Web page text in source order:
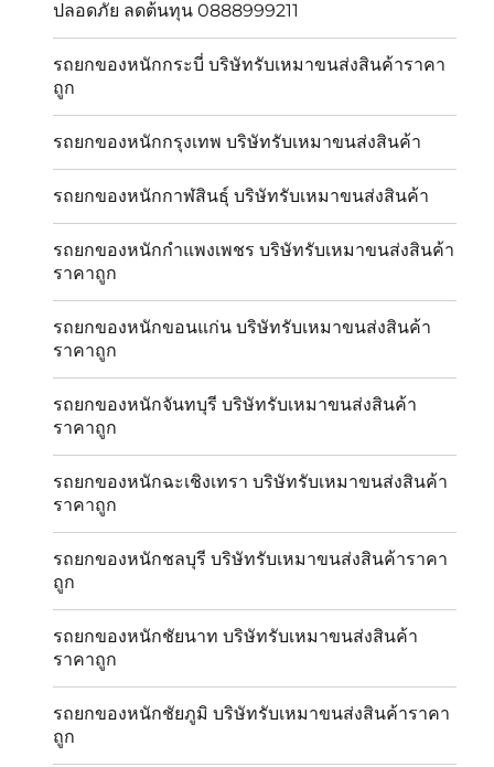
ปลอดภัย ลดต้นทุน 0888999211
รถยกของหนักกระบี่ บริษัทรับเหมาขนส่งสินค้าราคา
ถูก
รถยกของหนักกรุงเทพ บริษัทรับเหมาขนส่งสินค้า
รถยกของหนักกาฬสินธุ์ บริษัทรับเหมาขนส่งสินค้า
รถยกของหนักกำแพงเพชร บริษัทรับเหมาขนส่งสินค้า
ราคาถูก
รถยกของหนักขอนแก่น บริษัทรับเหมาขนส่งสินค้า
ราคาถูก
รถยกของหนักจันทบุรี บริษัทรับเหมาขนส่งสินค้า
ราคาถูก
รถยกของหนักฉะเชิงเทรา บริษัทรับเหมาขนส่งสินค้า
ราคาถูก
รถยกของหนักชลบุรี บริษัทรับเหมาขนส่งสินค้าราคา
ถูก
รถยกของหนักชัยนาท บริษัทรับเหมาขนส่งสินค้า
ราคาถูก
รถยกของหนักชัยภูมิ บริษัทรับเหมาขนส่งสินค้าราคา
ถูก